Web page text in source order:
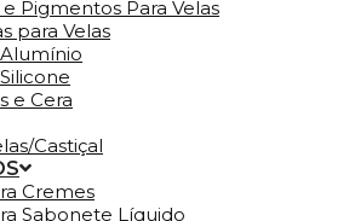
Pigmentos Para Velas
para Velas
e Cera
Castiçal
Cremes
Sabonete Líquido